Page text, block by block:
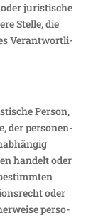
juris­ti­sche
Stelle, die
Verant­wort­li­
Person,
der perso­nen­
handelt oder
oder
perso­